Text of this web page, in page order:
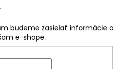
budeme zasielať informácie o
e-shope.